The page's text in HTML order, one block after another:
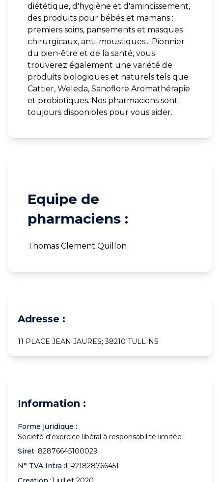
diététique, d'hygiène et d'amincissement,
des produits pour bébés et mamans :
premiers soins, pansements et masques
chirurgicaux, anti-moustiques... Pionnier
du bien-être et de la santé, vous
trouverez également une variété de
produits biologiques et naturels tels que
Cattier, Weleda, Sanoflore Aromathérapie
et probiotiques. Nos pharmaciens sont
toujours disponibles pour vous aider.
Equipe de
pharmaciens :
Thomas Clement Quillon
Adresse :
11 PLACE JEAN JAURES; 38210 TULLINS
Information :
Forme juridique :
Société d'exercice libéral à responsabilité limitée
Siret :82876645100029
N° TVA Intra :FR21828766451